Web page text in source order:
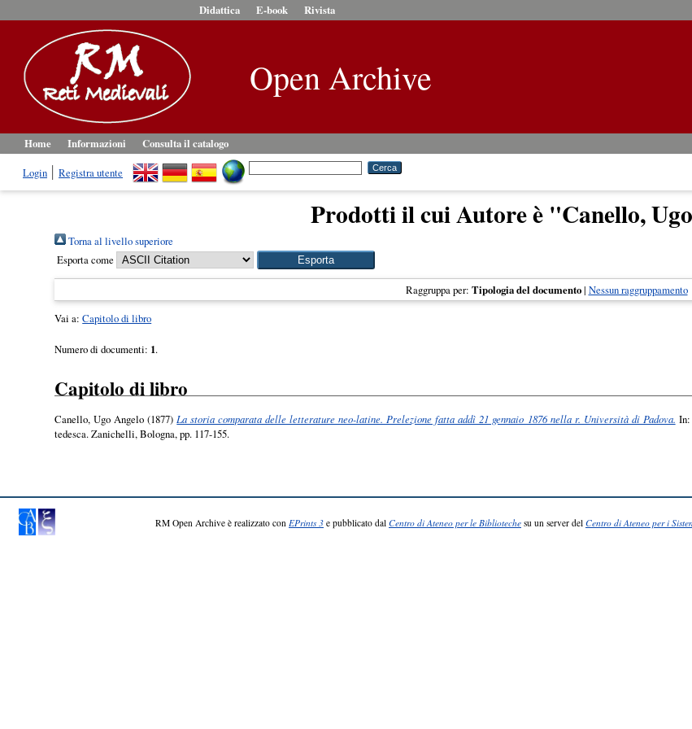
Didattica E-book Rivista
Open Archive
Home Informazioni
Consulta il catalogo
Login
Registra utente
Prodotti il cui Autore è "Canello,
Torna al livello superiore
Esporta come
Raggruppa per: Tipologia del documento| Nessun raggruppamento
Vai a:Capitolo di libro
Numero di documenti: 1.
Capitolo di libro
Canello, Ugo Angelo (1877)La storia comparata delle letterature neo-latine. Prelezione fatta addì 21 gennaio 1876 nella r. Università di Padova.
tedesca. Zanichelli, Bologna, pp. 117-155.
RM Open Archive è realizzato con EPrints 3 e pubblicato dal Centro di Ateneo per le Biblioteche su un server del Centro di Ateneo per i